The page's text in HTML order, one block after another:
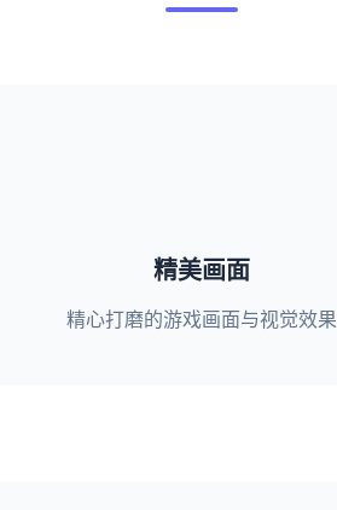
精美画面
精心打磨的游戏画面与视觉效果